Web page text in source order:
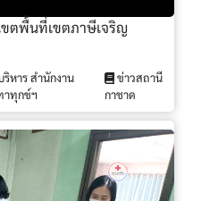
ขตพื้นที่เขตภาษีเจริญ
ริหาร สำนักงาน
าทุกข์ฯ
ข่าวสถานี
กาชาด